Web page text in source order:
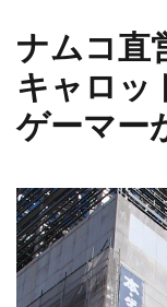
ナムコ直
キャロッ
ゲーマー